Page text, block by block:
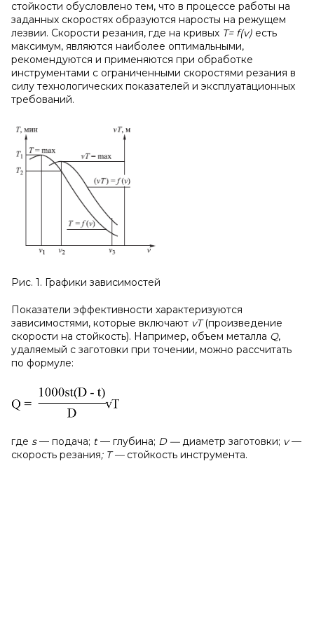
стойкости обусловлено тем, что в процессе работы на
заданных скоростях образуются наросты на режущем
лезвии. Скорости резания, где на кривых Т= f(v) есть
максимум, являются наиболее оптимальными,
рекомендуются и применяются при обработке
инструментами с ограниченными скоростями резания в
силу технологических показателей и эксплуатационных
требований.
Рис. 1. Графики зависимостей
Показатели эффективности характеризуются
зависимостями, которые включают vT(произведение
скорости на стойкость). Например, объем металла Q,
удаляемый с заготовки при точении, можно рассчитать
по формуле:
где s— подача; t— глубина; D — диаметр заготовки; v—
скорость резания; T — стойкость инструмента.